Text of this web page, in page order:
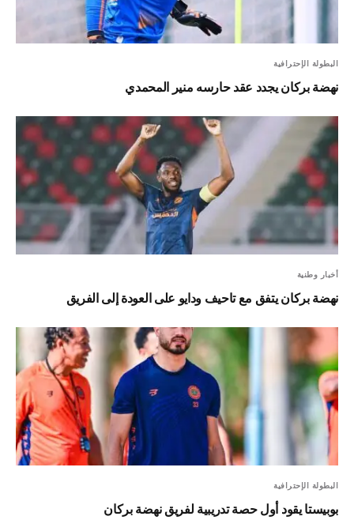
البطولة الإحترافية
نهضة بركان يجدد عقد حارسه منير المحمدي
أخبار وطنية
نهضة بركان يتفق مع تاحيف ودايو على العودة إلى الفريق
البطولة الإحترافية
بوبيستا يقود أول حصة تدريبية لفريق نهضة بركان